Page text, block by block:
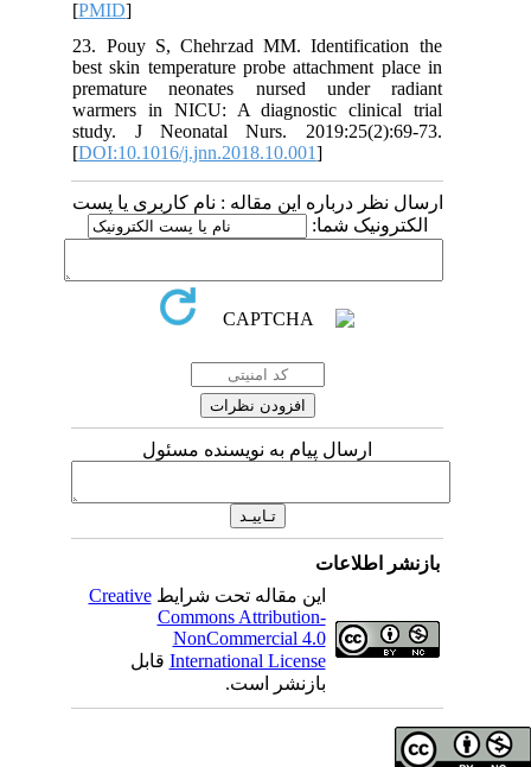
23. Pouy S, Chehrzad MM.
best skin temperature probe
premature neonates nursed
warmers in NICU: A diagnostic
study. J Neonatal Nurs.
[DOI:10.1016/j.jnn.2018.10.001
درباره این مقاله : نام کاربری یا پست
ارسال پیام به نویسنده مسئول
این مقاله تحت شرایطCreative
Commons Attribution-
NonCommercial 4.0
International Licenseقابل